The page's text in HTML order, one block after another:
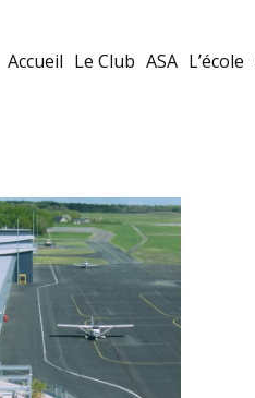
Accueil Le Club ASA L’école